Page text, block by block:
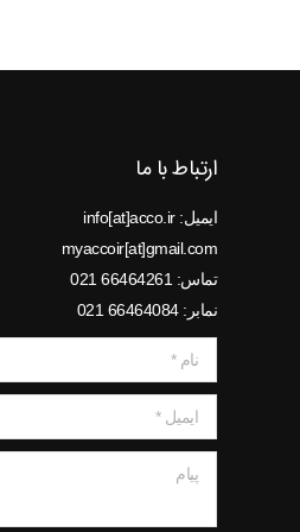
ارتباط با ما
ایمیل: info[at]acco.ir
myaccoir[at]gmail.com
تماس: 66464261 021
نمابر: 66464084 021
نام *
ایمیل *